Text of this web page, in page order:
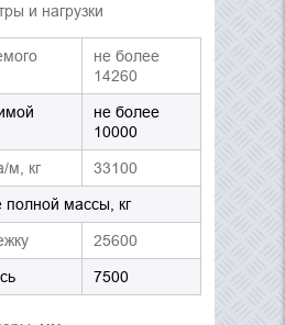
и нагрузки
не более
14260
не более
10000
м, кг 33100
полной массы, кг
25600
7500